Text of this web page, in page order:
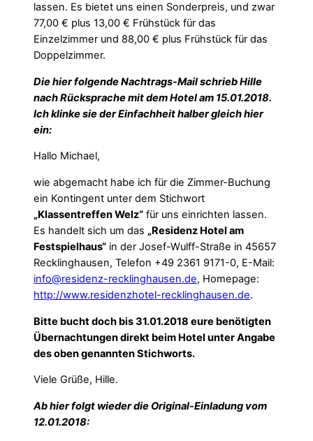
lassen. Es bietet uns einen Sonderpreis, und zwar
77,00 € plus 13,00 € Frühstück für das
Einzelzimmer und 88,00 € plus Frühstück für das
Doppelzimmer.
Die hier folgende Nachtrags-Mail schrieb Hille
nach Rücksprache mit dem Hotel am 15.01.2018.
Ich klinke sie der Einfachheit halber gleich hier
ein:
Hallo Michael,
wie abgemacht habe ich für die Zimmer-Buchung
ein Kontingent unter dem Stichwort
„Klassentreffen Welz“ für uns einrichten lassen.
Es handelt sich um das „Residenz Hotel am
Festspielhaus“ in der Josef-Wulff-Straße in 45657
Recklinghausen, Telefon +49 2361 9171-0, E-Mail:
info@residenz-recklinghausen.de, Homepage:
http://www.residenzhotel-recklinghausen.de.
Bitte bucht doch bis 31.01.2018 eure benötigten
Übernachtungen direkt beim Hotel unter Angabe
des oben genannten Stichworts.
Viele Grüße, Hille.
Ab hier folgt wieder die Original-Einladung vom
12.01.2018: